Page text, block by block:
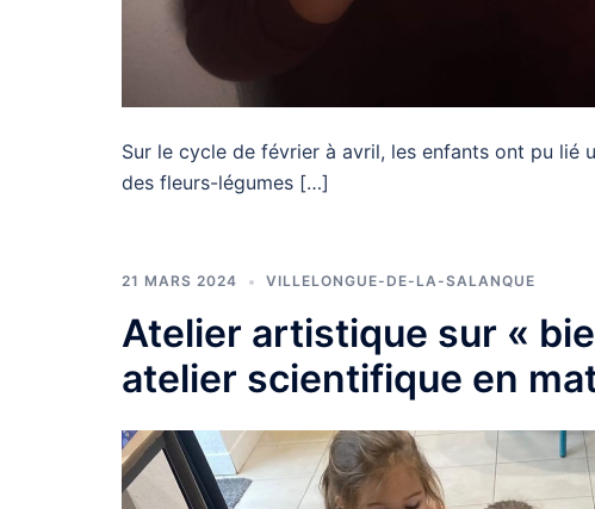
Sur le cycle de février à avril, les enfants ont pu lié
des fleurs-légumes […]
21 MARS 2024 VILLELONGUE-DE-LA-SALANQUE
Atelier artistique sur «
atelier scientifique en